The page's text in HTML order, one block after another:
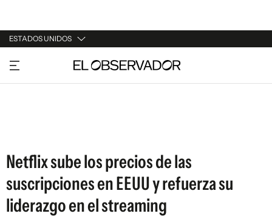
ESTADOS UNIDOS
URUGUAY
ARGENTINA
Netflix sube los precios de las
suscripciones en EEUU y refuerza su
liderazgo en el streaming